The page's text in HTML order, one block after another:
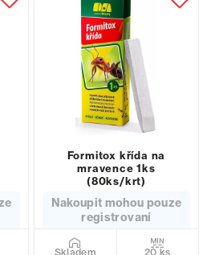
Formitox křída na
mravence 1ks
(80ks/krt)
Nakoupit mohou pouze
registrovaní
Skladem 20 ks